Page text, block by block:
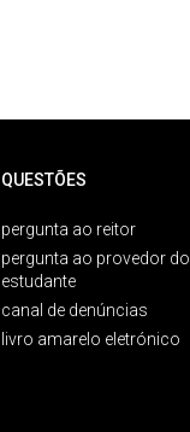
QUESTÕES
pergunta ao reitor
pergunta ao provedor do
estudante
canal de denúncias
livro amarelo eletrónico